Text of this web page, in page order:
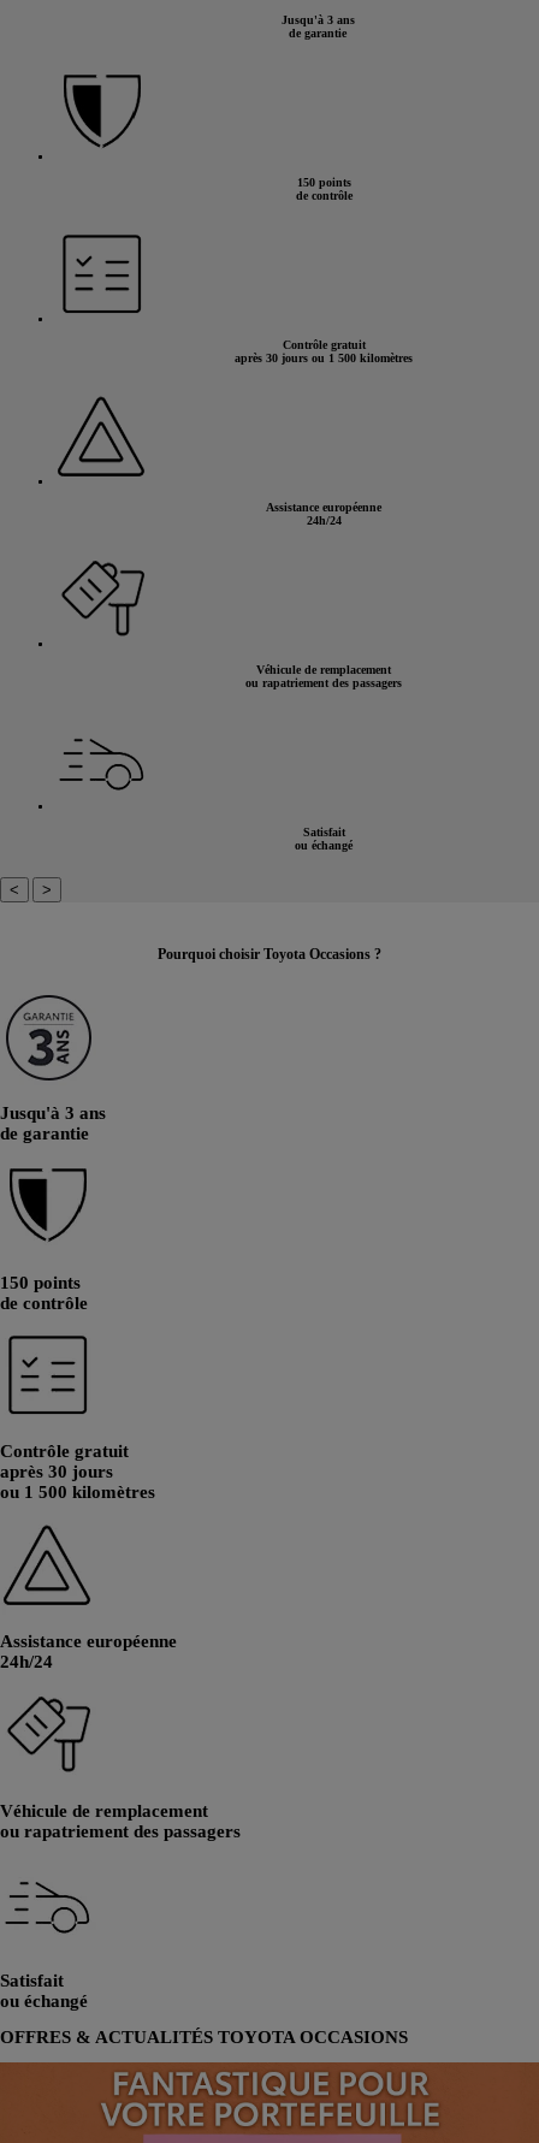
Jusqu'à 3 ans
de garantie
150 points
de contrôle
Contrôle gratuit
après 30 jours ou 1 500 kilomètres
Assistance européenne
24h/24
Véhicule de remplacement
ou rapatriement des passagers
Satisfait
ou échangé
< >
Pourquoi choisir Toyota Occasions ?
Jusqu'à 3 ans
de garantie
150 points
de contrôle
Contrôle gratuit
après 30 jours
ou 1 500 kilomètres
Assistance européenne
24h/24
Véhicule de remplacement
ou rapatriement des passagers
Satisfait
ou échangé
OFFRES & ACTUALITÉS TOYOTA OCCASIONS